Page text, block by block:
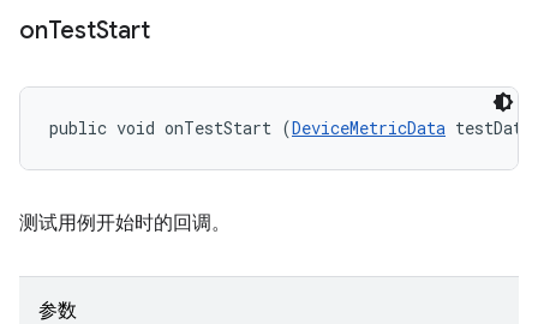
onTestStart
public void onTestStart (DeviceMetricData
测试用例开始时的回调。
参数